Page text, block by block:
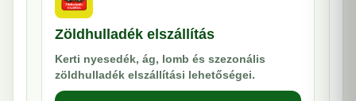
Zöldhulladék elszállítás
Kerti nyesedék, ág, lomb és szezonális
zöldhulladék elszállítási lehetőségei.